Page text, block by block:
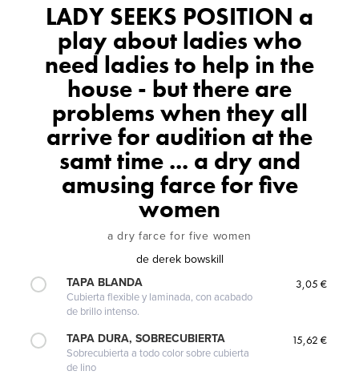
LADY SEEKS POSITION a
play about ladies who
need ladies to help in the
house - but there are
problems when they all
arrive for audition at the
samt time ... a dry and
amusing farce for five
women
a dry farce for five women
de derek bowskill
TAPA BLANDA
Cubierta flexible y laminada, con acabado
de brillo intenso.
3,05 €
TAPA DURA, SOBRECUBIERTA
Sobrecubierta a todo color sobre cubierta
de lino
15,62 €